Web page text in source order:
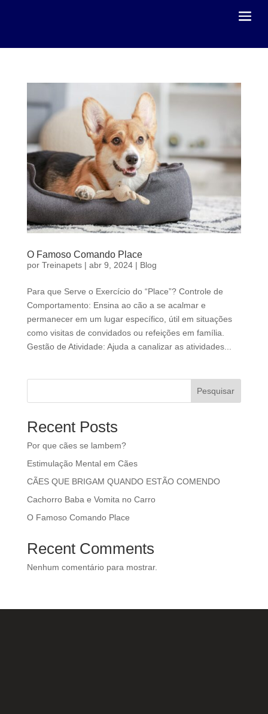
O Famoso Comando Place
por Treinapets| abr 9, 2024| Blog
Para que Serve o Exercício do “Place”? Controle de
Comportamento: Ensina ao cão a se acalmar e
permanecer em um lugar específico, útil em situações
como visitas de convidados ou refeições em família.
Gestão de Atividade: Ajuda a canalizar as atividades...
Pesquisar
Recent Posts
Por que cães se lambem?
Estimulação Mental em Cães
CÃES QUE BRIGAM QUANDO ESTÃO COMENDO
Cachorro Baba e Vomita no Carro
O Famoso Comando Place
Recent Comments
Nenhum comentário para mostrar.